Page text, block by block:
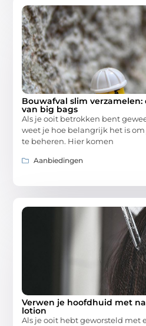
Bouwafval slim
van big bags
Als je ooit betrokken bent
weet je hoe belangrijk het is
te beheren. Hier komen
Aanbiedingen
Verwen je hoofdhuid met
lotion
Als je ooit hebt geworsteld met